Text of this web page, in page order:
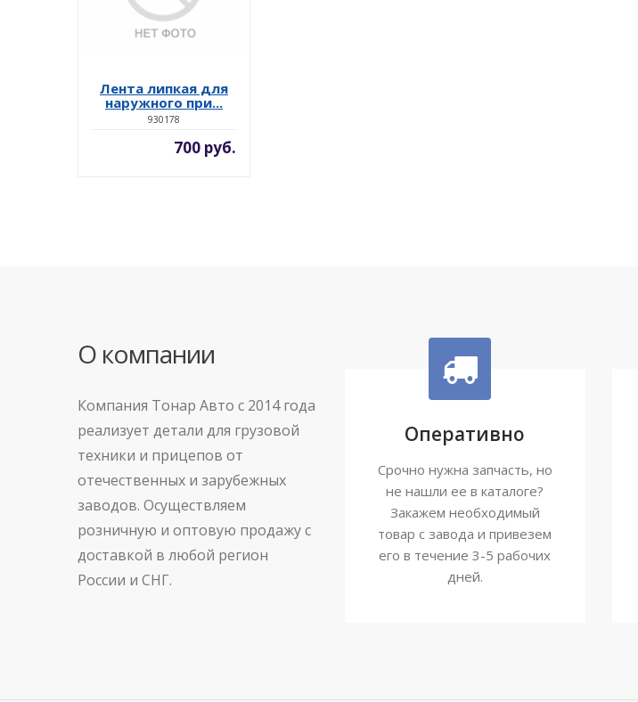
Лента липкая для
наружного при...
930178
700 руб.
О компании
Компания Тонар Авто с 2014 года
реализует детали для грузовой
техники и прицепов от
отечественных и зарубежных
заводов. Осуществляем
розничную и оптовую продажу с
доставкой в любой регион
России и СНГ.
Оперативно
Срочно нужна запчасть, но
не нашли ее в каталоге?
Закажем необходимый
товар с завода и привезем
его в течение 3-5 рабочих
дней.